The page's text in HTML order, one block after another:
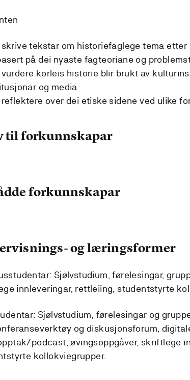
tekstar om historiefaglege tema
på dei nyaste fagteoriane og
korleis historie blir brukt av
og media
over dei etiske sidene ved ulike
til forkunnskapar
forkunnskapar
og læringsformer
Sjølvstudium, førelesingar,
innleveringar, rettleiing, studentstyrte
Sjølvstudium, førelesingar og
og diskusjonsforum,
podcast, øvingsoppgåver, skriftlege
kollokviegrupper.